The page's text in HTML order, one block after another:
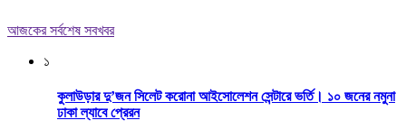
আজকের সর্বশেষ সবখবর
১
কুলাউড়ার দু’জন সিলেট করোনা আইসোলেশন সেন্টারে ভর্তি। ১০ জনের নমুনা
ঢাকা ল্যাবে প্রেরন